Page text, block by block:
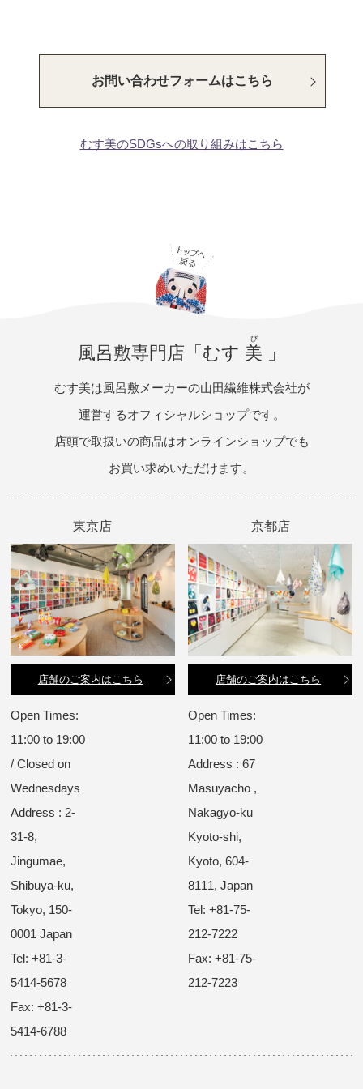
お問い合わせフォームはこちら
むす美のSDGsへの取り組みはこちら
風呂敷専門店「むす 美
び
」
むす美は風呂敷メーカーの山田繊維株式会社が
運営するオフィシャルショップです。
店頭で取扱いの商品はオンラインショップでも
お買い求めいただけます。
東京店
店舗のご案内はこちら
Open Times:
11:00 to 19:00
/ Closed on
Wednesdays
Address : 2-
31-8,
Jingumae,
Shibuya-ku,
Tokyo, 150-
0001 Japan
Tel: +81-3-
5414-5678
Fax: +81-3-
5414-6788
京都店
店舗のご案内はこちら
Open Times:
11:00 to 19:00
Address : 67
Masuyacho ,
Nakagyo-ku
Kyoto-shi,
Kyoto, 604-
8111, Japan
Tel: +81-75-
212-7222
Fax: +81-75-
212-7223